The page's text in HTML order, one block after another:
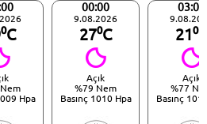
Hpa
00:00
9.08.2026
27⁰C
Açık
%79 Nem
Basınç 1010 Hpa
03:00
21⁰C
Açık
%77
Basınç